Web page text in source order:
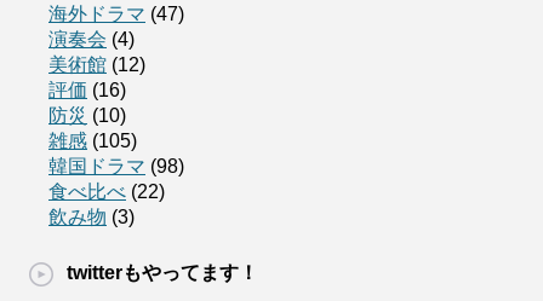
海外ドラマ (47)
演奏会 (4)
美術館 (12)
評価 (16)
防災 (10)
雑感 (105)
韓国ドラマ (98)
食べ比べ (22)
飲み物 (3)
twitterもやってます！